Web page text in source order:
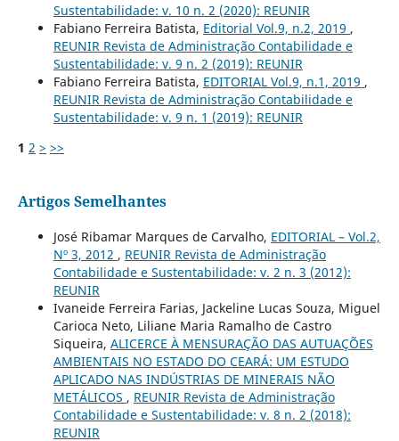
Sustentabilidade: v. 10 n. 2 (2020): REUNIR
Fabiano Ferreira Batista, Editorial Vol.9, n.2, 2019 ,
REUNIR Revista de Administração Contabilidade e
Sustentabilidade: v. 9 n. 2 (2019): REUNIR
Fabiano Ferreira Batista, EDITORIAL Vol.9, n.1, 2019 ,
REUNIR Revista de Administração Contabilidade e
Sustentabilidade: v. 9 n. 1 (2019): REUNIR
1 2 > >>
Artigos Semelhantes
José Ribamar Marques de Carvalho, EDITORIAL – Vol.2,
Nº 3, 2012 , REUNIR Revista de Administração
Contabilidade e Sustentabilidade: v. 2 n. 3 (2012):
REUNIR
Ivaneide Ferreira Farias, Jackeline Lucas Souza, Miguel
Carioca Neto, Liliane Maria Ramalho de Castro
Siqueira, ALICERCE À MENSURAÇÃO DAS AUTUAÇÕES
AMBIENTAIS NO ESTADO DO CEARÁ: UM ESTUDO
APLICADO NAS INDÚSTRIAS DE MINERAIS NÃO
METÁLICOS , REUNIR Revista de Administração
Contabilidade e Sustentabilidade: v. 8 n. 2 (2018):
REUNIR